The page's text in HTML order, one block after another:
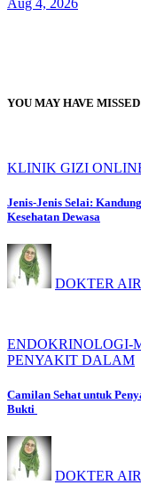
Aug 4, 2026
YOU MAY HAVE MISSED
KLINIK GIZI
Jenis-Jenis Selai:
Kesehatan Dewasa
DOKTER
ENDOKRINOLOGI-
PENYAKIT DALAM
Camilan Sehat untuk
Bukti
DOKTER